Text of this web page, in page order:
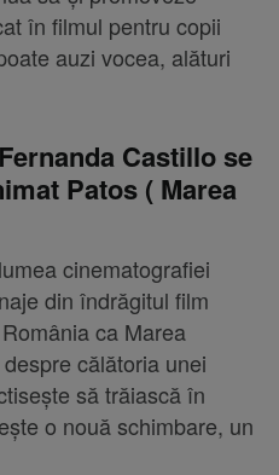
în filmul pentru copii
auzi vocea, alături
Castillo se
Patos ( Marea
cinematografiei
din îndrăgitul film
ca Marea
călătoria unei
să trăiască în
o nouă schimbare, un